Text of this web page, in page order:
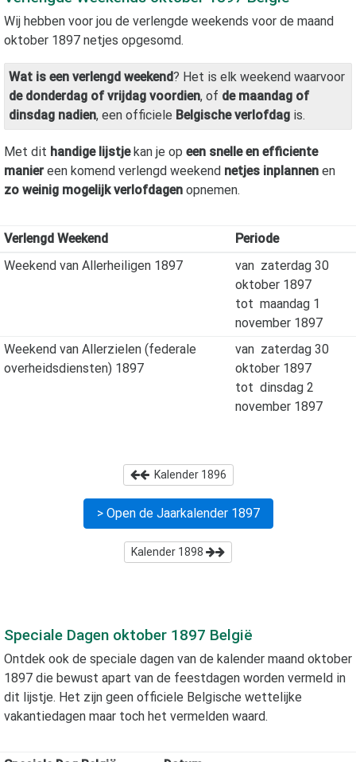
Wij hebben voor jou de verlengde weekends voor de maand
oktober 1897 netjes opgesomd.
Wat is een verlengd weekend? Het is elk weekend waarvoor
de donderdag of vrijdag voordien, of de maandag of
dinsdag nadien, een officiele Belgische verlofdag is.
Met dit handige lijstjekan je op een snelle en efficiente
maniereen komend verlengd weekend netjes inplannen en
zo weinig mogelijk verlofdagen opnemen.
Verlengd Weekend
Periode
Weekend van Allerheiligen 1897
van zaterdag 30
oktober 1897
tot maandag 1
november 1897
Weekend van Allerzielen (federale
overheidsdiensten) 1897
van zaterdag 30
oktober 1897
tot dinsdag 2
november 1897
Kalender 1896
> Open de Jaarkalender 1897
Kalender 1898
Speciale Dagen oktober 1897 België
Ontdek ook de speciale dagen van de kalender maand oktober
1897 die bewust apart van de feestdagen worden vermeld in
dit lijstje. Het zijn geen officiele Belgische wettelijke
vakantiedagen maar toch het vermelden waard.